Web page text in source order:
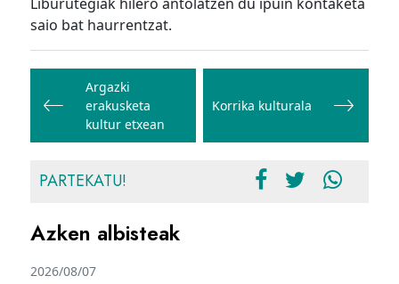
Liburutegiak hilero antolatzen du ipuin kontaketa
saio bat haurrentzat.
Bidalketetan
zehar
nabigatu
Argazki
erakusketa
kultur etxean
Korrika kulturala
PARTEKATU!
Azken albisteak
2026/08/07